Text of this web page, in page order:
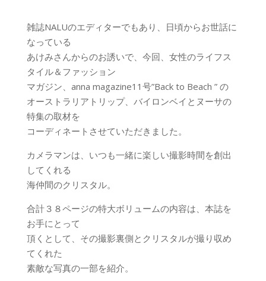
雑誌NALUのエディターでもあり、日頃からお世話に
なっている
あけみさんからのお誘いで、今回、女性のライフス
タイル＆ファッション
マガジン、anna magazine11号”Back to Beach ” の
オーストラリアトリップ、バイロンベイとヌーサの
特集の取材を
コーディネートさせていただきました。
カメラマンは、いつも一緒に楽しい撮影時間を創出
してくれる
海仲間のクリスタル。
合計３８ページの特大ボリュームの内容は、本誌を
お手にとって
頂くとして、その撮影裏側とクリスタルが撮り収め
てくれた
素敵な写真の一部を紹介。